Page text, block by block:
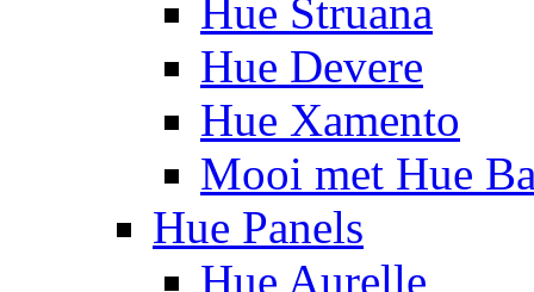
Hue Struana
Hue Devere
Hue Xamento
Mooi met Hue
Hue Panels
Hue Aurelle